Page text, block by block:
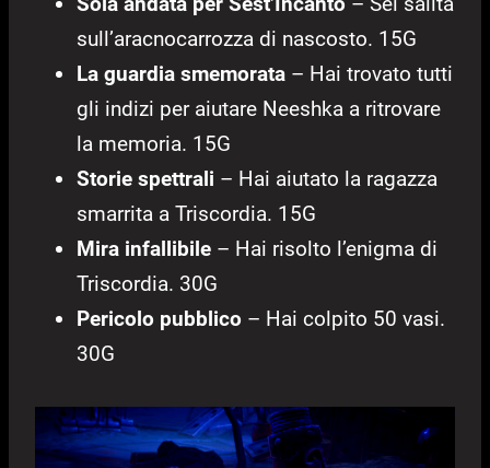
sull’aracnocarrozza di nascosto. 15G
La guardia smemorata – Hai trovato tutti
gli indizi per aiutare Neeshka a ritrovare
la memoria. 15G
Storie spettrali – Hai aiutato la ragazza
smarrita a Triscordia. 15G
Mira infallibile – Hai risolto l’enigma di
Triscordia. 30G
Pericolo pubblico – Hai colpito 50 vasi.
30G